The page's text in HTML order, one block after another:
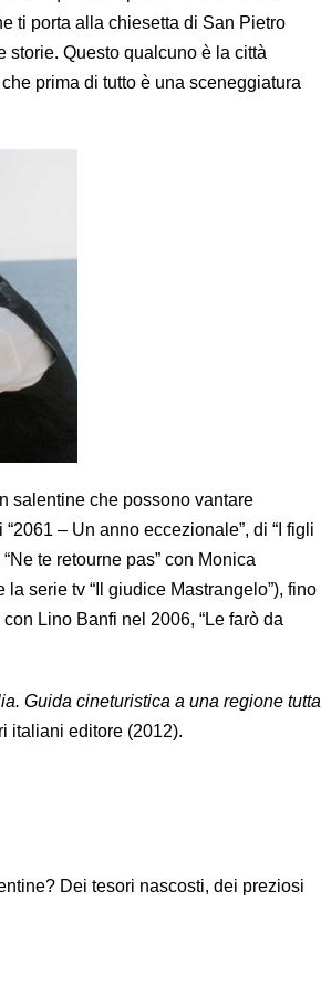
ti porta alla chiesetta di San Pietro
Questo qualcuno è la città
prima di tutto è una sceneggiatura
salentine che possono vantare
– Un anno eccezionale”, di “I figli
te retourne pas” con Monica
la serie tv “Il giudice Mastrangelo”), fino
Lino Banfi nel 2006, “Le farò da
Guida cineturistica a una regione tutta
italiani editore (2012).
Dei tesori nascosti, dei preziosi